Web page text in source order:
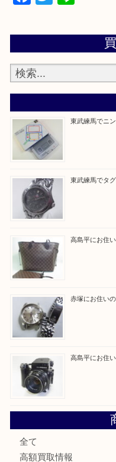
Facebook
Twitter
東武練馬で
東武練馬で
高島平に